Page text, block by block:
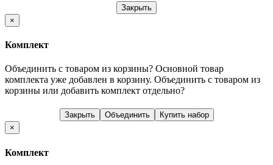
Закрыть
×
Комплект
Объединить с товаром из корзины? Основной товар
комплекта уже добавлен в корзину. Объединить с товаром из
корзины или добавить комплект отдельно?
Закрыть Объединить
Купить набор
×
Комплект